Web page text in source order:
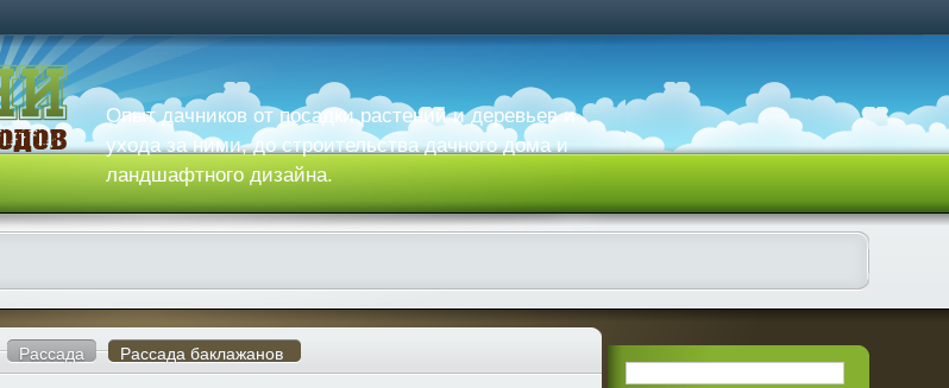
Опыт дачников от посадки растений и деревьев и
ухода за ними, до строительства дачного дома и
ландшафтного дизайна.
Рассада Рассада баклажанов